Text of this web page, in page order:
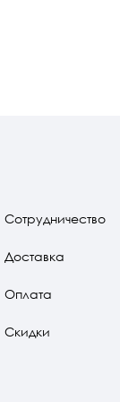
Сотрудничество
Доставка
Оплата
Скидки